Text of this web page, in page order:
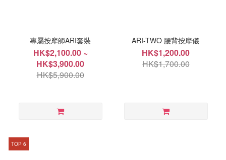
專屬按摩師ARI套裝
HK$2,100.00 ~
HK$3,900.00
HK$5,900.00
ARI-TWO 腰背按摩儀
HK$1,200.00
HK$1,700.00
TOP 6